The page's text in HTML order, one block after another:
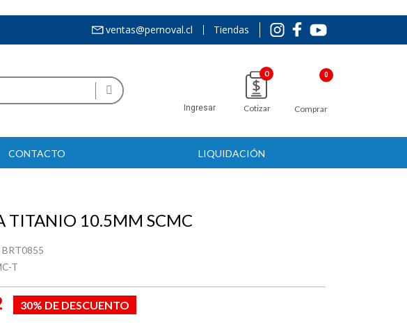
ventas@pernoval.cl Tiendas
Ingresar
0
Cotizar Comprar
CONTACTO LIQUIDACIÓN
TITANIO 10.5MM SCMC
BRT0855
T
30% DE DESCUENTO